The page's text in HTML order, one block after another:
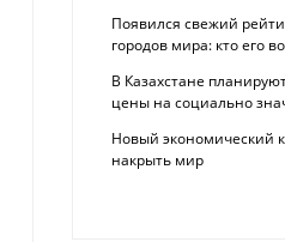
Появился свежий
городов мира: кто его
В Казахстане
цены на социально
Новый экономический
накрыть мир